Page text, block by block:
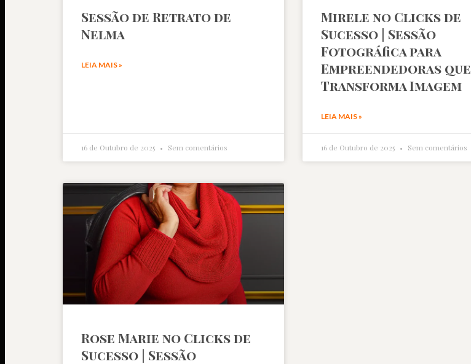
Sessão de Retrato de
Nelma
LEIA MAIS »
16 de Outubro de 2025 Sem comentários
Mirele no Clicks de
Sucesso | Sessão
Fotográfica para
Empreendedoras que
Transforma Imagem
LEIA MAIS »
16 de Outubro de 2025 Sem comentários
Rose Marie no Clicks de
Sucesso | Sessão